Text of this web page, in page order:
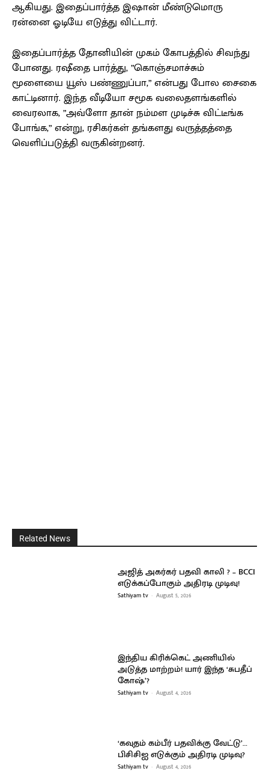
ஆகியது. இதைப்பார்த்த இஷான் மீண்டுமொரு
ரன்னை ஓடியே எடுத்து விட்டார்.
இதைப்பார்த்த தோனியின் முகம் கோபத்தில் சிவந்து
போனது. ரஷீதை பார்த்து, ”கொஞ்சமாச்சும்
மூளையை யூஸ் பண்ணுப்பா,” என்பது போல சைகை
காட்டினார். இந்த வீடியோ சமூக வலைதளங்களில்
வைரலாக, ”அவ்ளோ தான் நம்மள முடிச்சு விட்டீங்க
போங்க,” என்று, ரசிகர்கள் தங்களது வருத்தத்தை
வெளிப்படுத்தி வருகின்றனர்.
Related News
அஜித் அகர்கர் பதவி காலி ? – BCCI
எடுக்கப்போகும் அதிரடி முடிவு!
Sathiyam tv - August 5, 2026
இந்திய கிரிக்கெட் அணியில்
அடுத்த மாற்றம்! யார் இந்த ‘சுபதீப்
கோஷ்’?
Sathiyam tv - August 4, 2026
‘கவுதம் கம்பீர் பதவிக்கு வேட்டு’…
பிசிசிஐ எடுக்கும் அதிரடி முடிவு?
Sathiyam tv - August 4, 2026